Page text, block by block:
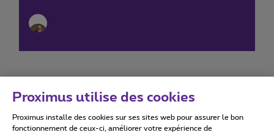
Conditions d'utilisation Accessibility statement
Proximus utilise des cookies
Proximus installe des cookies sur ses sites web pour assurer le bon
fonctionnement de ceux-ci, améliorer votre expérience de